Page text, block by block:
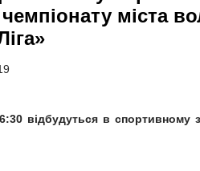
міста
відбудуться в